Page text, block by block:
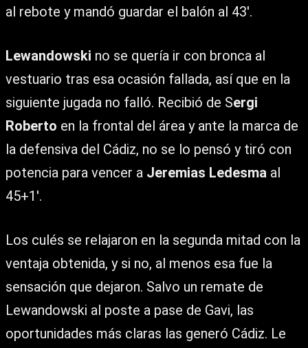
al rebote y mandó guardar el balón al 43′.
Lewandowski no se quería ir con bronca al
vestuario tras esa ocasión fallada, así que en la
siguiente jugada no falló. Recibió de Sergi
Roberto en la frontal del área y ante la marca de
la defensiva del Cádiz, no se lo pensó y tiró con
potencia para vencer a Jeremias Ledesma al
45+1′.
Los culés se relajaron en la segunda mitad con la
ventaja obtenida, y si no, al menos esa fue la
sensación que dejaron. Salvo un remate de
Lewandowski al poste a pase de Gavi, las
oportunidades más claras las generó Cádiz. Le